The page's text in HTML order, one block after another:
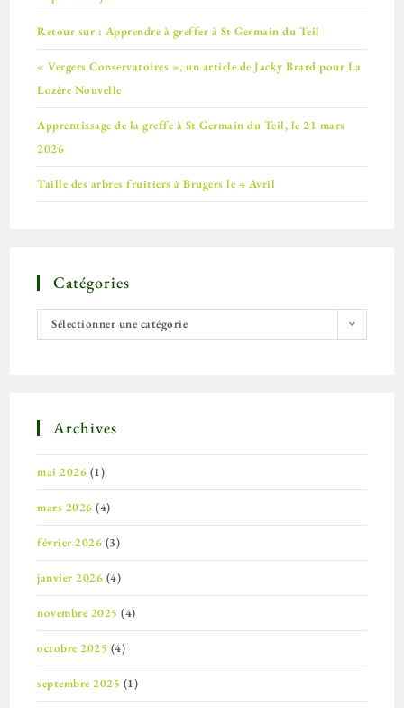
Retour sur : Apprendre à greffer à St Germain du Teil
« Vergers Conservatoires », un article de Jacky Brard pour La
Lozère Nouvelle
Apprentissage de la greffe à St Germain du Teil, le 21 mars
2026
Taille des arbres fruitiers à Brugers le 4 Avril
Catégories
Sélectionner une catégorie
Archives
mai 2026 (1)
mars 2026 (4)
février 2026 (3)
janvier 2026 (4)
novembre 2025 (4)
octobre 2025 (4)
septembre 2025 (1)